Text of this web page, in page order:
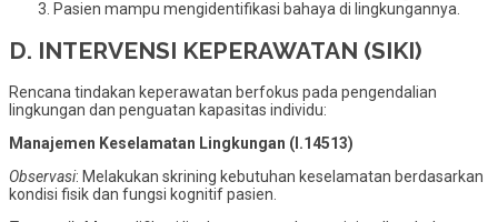
Pasien mampu mengidentifikasi bahaya di lingkungannya.
D. INTERVENSI KEPERAWATAN (SIKI)
Rencana tindakan keperawatan berfokus pada pengendalian
lingkungan dan penguatan kapasitas individu:
Manajemen Keselamatan Lingkungan (I.14513)
Observasi: Melakukan skrining kebutuhan keselamatan berdasarkan
kondisi fisik dan fungsi kognitif pasien.